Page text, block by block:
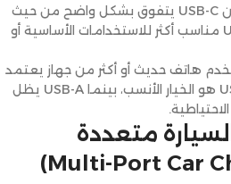
الفرق في سرعة وكفاءة الشحن USB-C يتفوق بشكل واضح من حيث
السرعة والاستقرار، بينما USB-A مناسب أكثر للاستخدامات الأساسية أو
هاتف حديث أو أكثر من جهاز يعتمد
على الشحن السريع، فإن USB-C هو الخيار الأنسب، بينما USB-A يظل
متعددة